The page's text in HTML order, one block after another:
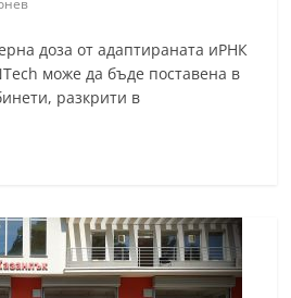
доза от адаптираната иРНК
може да бъде поставена в
разкрити в